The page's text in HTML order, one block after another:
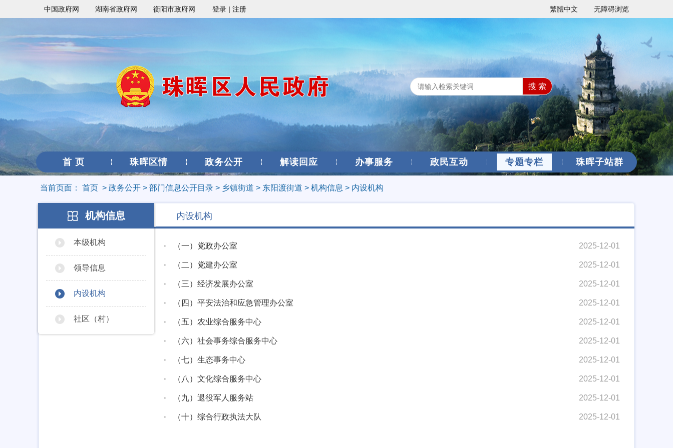
中国政府网 湖南省政府网 衡阳市政府网 登录 | 注册 繁體中文 无障碍浏览
搜 索
首 页 珠晖区情 政务公开 解读回应 办事服务 政民互动 专题专栏 珠晖子站群
当前页面： 首页 > 政务公开 > 部门信息公开目录 > 乡镇街道 > 东阳渡街道 > 机构信息 > 内设机构
机构信息
本级机构
领导信息
内设机构
社区（村）
内设机构
2025-12-01
（一）党政办公室
2025-12-01
（二）党建办公室
2025-12-01
（三）经济发展办公室
2025-12-01
（四）平安法治和应急管理办公室
2025-12-01
（五）农业综合服务中心
2025-12-01
（六）社会事务综合服务中心
2025-12-01
（七）生态事务中心
2025-12-01
（八）文化综合服务中心
2025-12-01
（九）退役军人服务站
2025-12-01
（十）综合行政执法大队